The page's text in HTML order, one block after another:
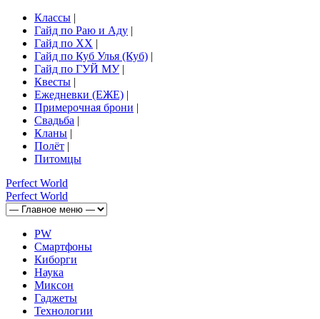
Классы |
Гайд по Раю и Аду |
Гайд по ХХ |
Гайд по Куб Улья (Куб) |
Гайд по ГУЙ МУ|
Квесты |
Ежедневки (ЕЖЕ) |
Примерочная брони |
Свадьба |
Кланы |
Полёт |
Питомцы
Perfect World
Perfect World
PW
Смартфоны
Киборги
Наука
Миксон
Гаджеты
Технологии